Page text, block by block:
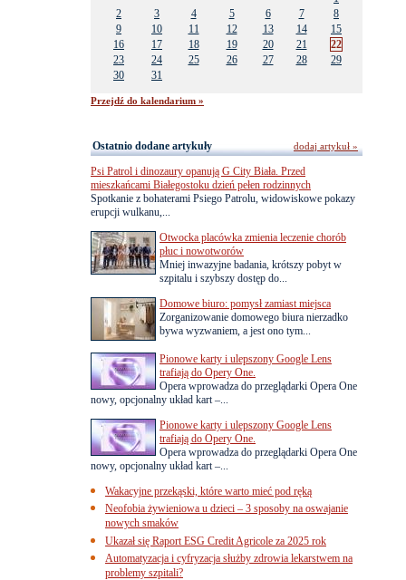
2
3 4 5 6 7
8
9
10 11 12 13 14
15
16
17 18 19 20 21
22
23
24 25 26 27 28
29
30
31
Przejdź do kalendarium »
Ostatnio dodane artykuły
Psi Patrol i dinozaury opanują G City Biała. Przed
mieszkańcami Białegostoku dzień pełen rodzinnych
Spotkanie z bohaterami Psiego Patrolu, widowiskowe pokazy
erupcji wulkanu,...
Otwocka placówka zmienia leczenie chorób
płuc i nowotworów
Mniej inwazyjne badania, krótszy pobyt w
szpitalu i szybszy dostęp do...
Domowe biuro: pomysł zamiast miejsca
Zorganizowanie domowego biura nierzadko
bywa wyzwaniem, a jest ono tym...
Pionowe karty i ulepszony Google Lens
trafiają do Opery One.
Opera wprowadza do przeglądarki Opera One
nowy, opcjonalny układ kart –...
Pionowe karty i ulepszony Google Lens
trafiają do Opery One.
Opera wprowadza do przeglądarki Opera One
nowy, opcjonalny układ kart –...
Wakacyjne przekąski, które warto mieć pod ręką
Neofobia żywieniowa u dzieci – 3 sposoby na oswajanie
nowych smaków
Ukazał się Raport ESG Credit Agricole za 2025 rok
Automatyzacja i cyfryzacja służby zdrowia lekarstwem na
problemy szpitali?
dodaj artykuł »